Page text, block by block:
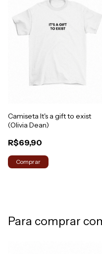
Camiseta It's a gift to exist
(Olivia Dean)
R$69,90
Comprar
Para comprar